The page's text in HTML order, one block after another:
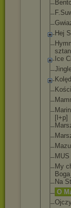
Hej
Ice
[l+p]
MUS
My
Na
O